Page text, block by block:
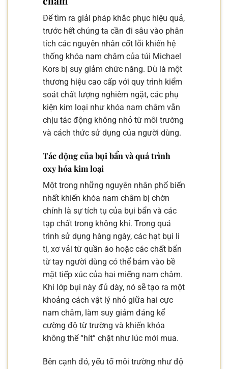
Để tìm ra giải pháp khắc phục hiệu quả,
trước hết chúng ta cần đi sâu vào phân
tích các nguyên nhân cốt lõi khiến hệ
thống khóa nam châm của túi Michael
Kors bị suy giảm chức năng. Dù là một
thương hiệu cao cấp với quy trình kiểm
soát chất lượng nghiêm ngặt, các phụ
kiện kim loại như khóa nam châm vẫn
chịu tác động không nhỏ từ môi trường
và cách thức sử dụng của người dùng.
Tác động của bụi bẩn và quá trình
oxy hóa kim loại
Một trong những nguyên nhân phổ biến
nhất khiến khóa nam châm bị chờn
chính là sự tích tụ của bụi bẩn và các
tạp chất trong không khí. Trong quá
trình sử dụng hàng ngày, các hạt bụi li
ti, xơ vải từ quần áo hoặc các chất bẩn
từ tay người dùng có thể bám vào bề
mặt tiếp xúc của hai miếng nam châm.
Khi lớp bụi này đủ dày, nó sẽ tạo ra một
khoảng cách vật lý nhỏ giữa hai cực
nam châm, làm suy giảm đáng kể
cường độ từ trường và khiến khóa
không thể “hít” chặt như lúc mới mua.
Bên cạnh đó, yếu tố môi trường như độ